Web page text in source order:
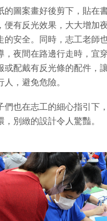
的圖案畫好後剪下，貼在
便有反光效果，大大增加
的安全。同時，志工老師
，夜間在路邊行走時，宜
或配戴有反光條的配件，
人，避免危險。
們也在志工的細心指引下
，別緻的設計令人驚豔。